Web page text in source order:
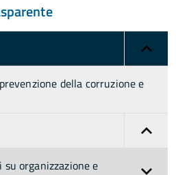
della corruzione e
organizzazione e